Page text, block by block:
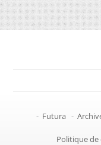
- Futura -
Politique